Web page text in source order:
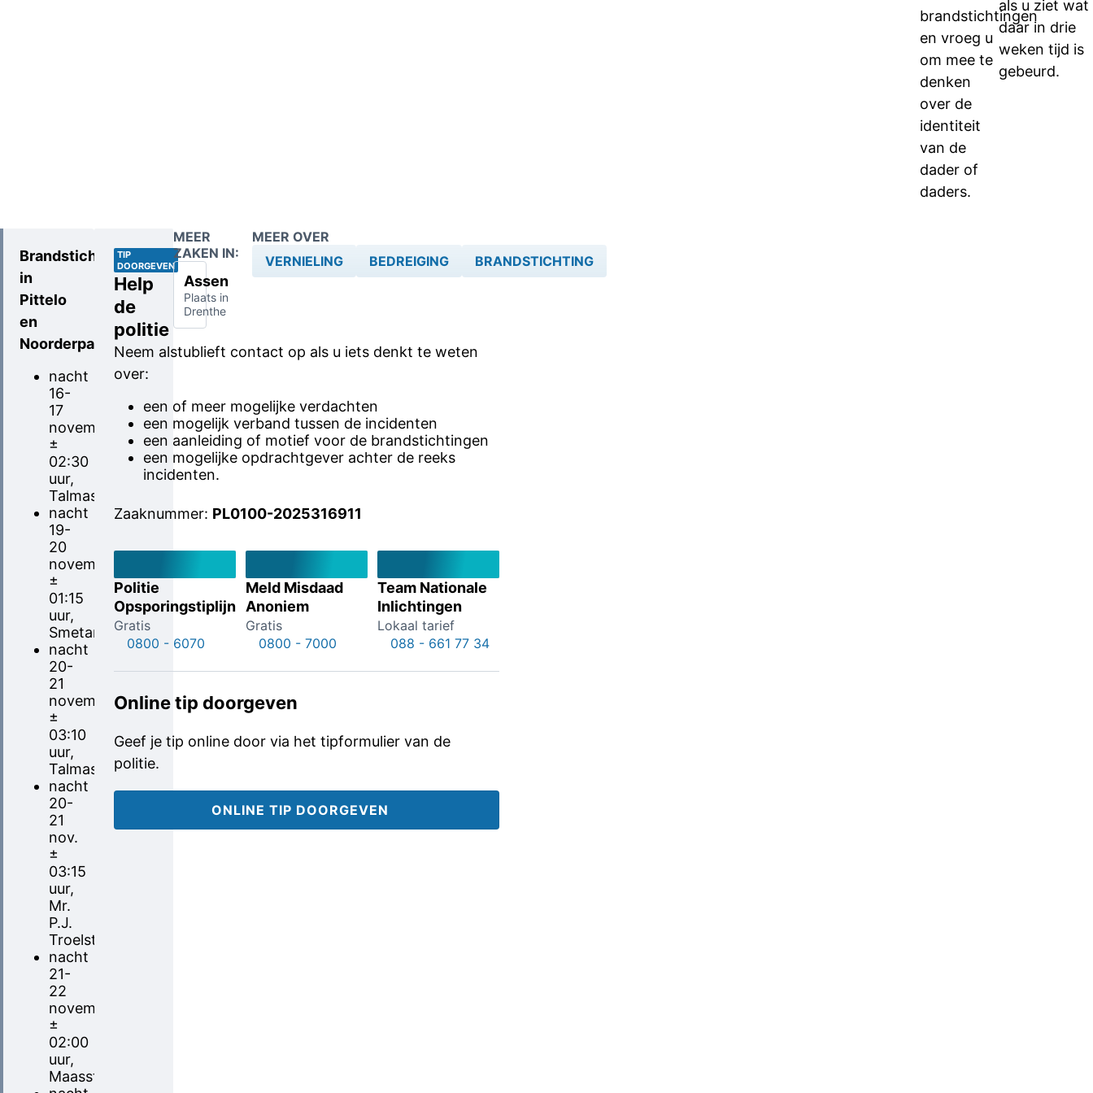
brandstichtingen
en vroeg u
om mee te
denken
over de
identiteit
van de
dader of
daders.
als u ziet wat
daar in drie
weken tijd is
gebeurd.
Brandstichtingen
in
Pittelo
en
Noorderpark:
nacht
16-
17
november,
±
02:30
uur,
Talmastraat
nacht
19-
20
november,
±
01:15
uur,
Smetanalaan
nacht
20-
21
november,
±
03:10
uur,
Talmastraat
nacht
20-
21
nov.
±
03:15
uur,
Mr.
P.J.
Troelstralaan
nacht
21-
22
november,
±
02:00
uur,
Maasstraat
TIP
DOORGEVEN
Help
de
politie
Neem alstublieft contact op als u iets denkt te weten
over:
een of meer mogelijke verdachten
een mogelijk verband tussen de incidenten
een aanleiding of motief voor de brandstichtingen
een mogelijke opdrachtgever achter de reeks
incidenten.
Zaaknummer: PL0100-2025316911
Politie
Opsporingstiplijn
Gratis
0800 - 6070
Meld Misdaad
Anoniem
Gratis
0800 - 7000
Team Nationale
Inlichtingen
Lokaal tarief
088 - 661 77 34
Online tip doorgeven
Geef je tip online door via het tipformulier van de
politie.
ONLINE TIP DOORGEVEN
MEER
ZAKEN IN:
Assen
Plaats in
Drenthe
MEER OVER
VERNIELING
BEDREIGING BRANDSTICHTING